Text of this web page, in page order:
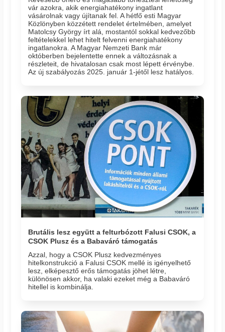
vár azokra, akik energiahatékony ingatlant
vásárolnak vagy újítanak fel. A hétfő esti Magyar
Közlönyben közzétett rendelet értelmében, amelyet
Matolcsy György írt alá, mostantól sokkal kedvezőbb
feltételekkel lehet hitelt felvenni energiahatékony
ingatlanokra. A Magyar Nemzeti Bank már
októberben bejelentette ennek a változásnak a
részleteit, de hivatalosan csak most lépett érvénybe.
Az új szabályozás 2025. január 1-jétől lesz hatályos.
Brutális lesz együtt a felturbózott Falusi CSOK, a
CSOK Plusz és a Babaváró támogatás
Azzal, hogy a CSOK Plusz kedvezményes
hitelkonstrukció a Falusi CSOK mellé is igényelhető
lesz, elképesztő erős támogatás jöhet létre,
különösen akkor, ha valaki ezeket még a Babaváró
hitellel is kombinálja.